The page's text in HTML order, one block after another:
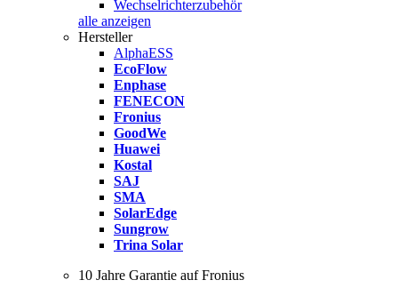
Wechselrichterzubehör
alle anzeigen
Hersteller
AlphaESS
EcoFlow
Enphase
FENECON
Fronius
GoodWe
Huawei
Kostal
SAJ
SMA
SolarEdge
Sungrow
Trina Solar
10 Jahre Garantie auf Fronius